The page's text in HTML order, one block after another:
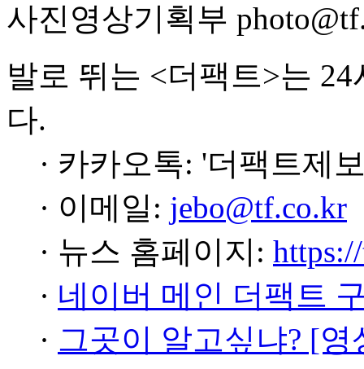
사진영상기획부
발로 뛰는 <더팩트>는
다.
· 카카오톡: '더팩트제
· 이메일: jebo@tf.co.kr
· 뉴스 홈페이지:
· 네이버 메인 더팩트
· 그곳이 알고싶냐? [